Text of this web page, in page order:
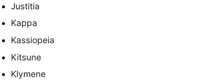
Justitia
Kappa
Kassiopeia
Kitsune
Klymene